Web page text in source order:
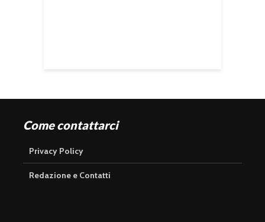
Come contattarci
Privacy Policy
Redazione e Contatti